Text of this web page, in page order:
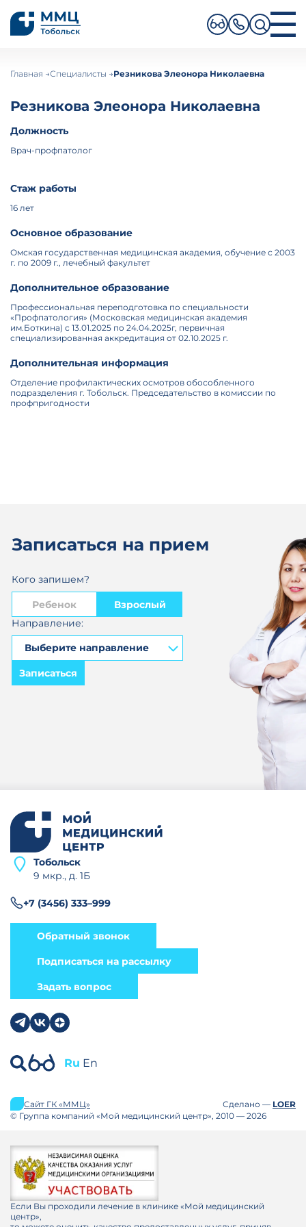
О клинике
Специалисты
+7 (3456) 333–999
Личный кабинет
ПОИСК ПО САЙТУ
Главная Специалисты Резникова Элеонора Николаевна
Резникова Элеонора Николаевна
Должность
Врач-профпатолог
Стаж работы
16 лет
Основное образование
Омская государственная медицинская академия, обучение с 2003
г. по 2009 г., лечебный факультет
Дополнительное образование
Профессиональная переподготовка по специальности
«Профпатология» (Московская медицинская академия
им.Боткина) с 13.01.2025 по 24.04.2025г, первичная
специализированная аккредитация от 02.10.2025 г.
Дополнительная информация
Отделение профилактических осмотров обособленного
подразделения г. Тобольск. Председательство в комиссии по
профпригодности
Записаться на прием
Кого запишем?
Ребенок
Взрослый
Направление:
Записаться
+7 (3456) 333–999
Тобольск
9 мкр., д. 1Б
Обратный звонок
Подписаться на рассылку
Задать вопрос
Ru En
Сайт ГК «ММЦ» Сделано — LOER
© Группа компаний «Мой медицинский центр», 2010 — 2026
Если Вы проходили лечение в клинике «Мой медицинский
центр»,